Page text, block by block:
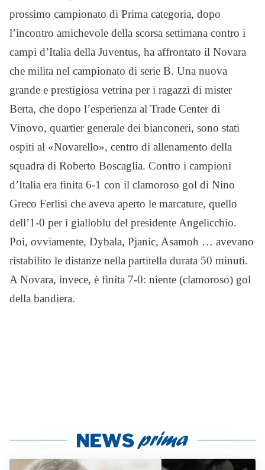
prossimo campionato di Prima categoria, dopo
l’incontro amichevole della scorsa settimana contro i
campi d’Italia della Juventus, ha affrontato il Novara
che milita nel campionato di serie B. Una nuova
grande e prestigiosa vetrina per i ragazzi di mister
Berta, che dopo l’esperienza al Trade Center di
Vinovo, quartier generale dei bianconeri, sono stati
ospiti al «Novarello», centro di allenamento della
squadra di Roberto Boscaglia. Contro i campioni
d’Italia era finita 6-1 con il clamoroso gol di Nino
Greco Ferlisi che aveva aperto le marcature, quello
dell’1-0 per i gialloblu del presidente Angelicchio.
Poi, ovviamente, Dybala, Pjanic, Asamoh … avevano
ristabilito le distanze nella partitella durata 50 minuti.
A Novara, invece, è finita 7-0: niente (clamoroso) gol
della bandiera.